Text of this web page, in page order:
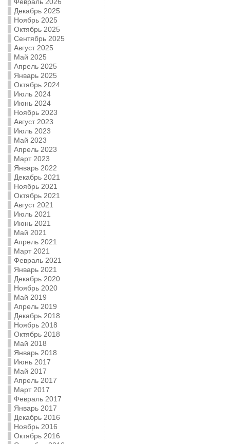
Декабрь 2025
Ноябрь 2025
Октябрь 2025
Сентябрь 2025
Август 2025
Май 2025
Апрель 2025
Январь 2025
Октябрь 2024
Июль 2024
Июнь 2024
Ноябрь 2023
Август 2023
Июль 2023
Май 2023
Апрель 2023
Март 2023
Январь 2022
Декабрь 2021
Ноябрь 2021
Октябрь 2021
Август 2021
Июль 2021
Июнь 2021
Май 2021
Апрель 2021
Март 2021
Февраль 2021
Январь 2021
Декабрь 2020
Ноябрь 2020
Май 2019
Апрель 2019
Декабрь 2018
Ноябрь 2018
Октябрь 2018
Май 2018
Январь 2018
Июнь 2017
Май 2017
Апрель 2017
Март 2017
Февраль 2017
Январь 2017
Декабрь 2016
Ноябрь 2016
Октябрь 2016